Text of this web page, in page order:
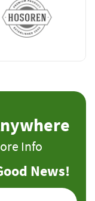
Info
News!